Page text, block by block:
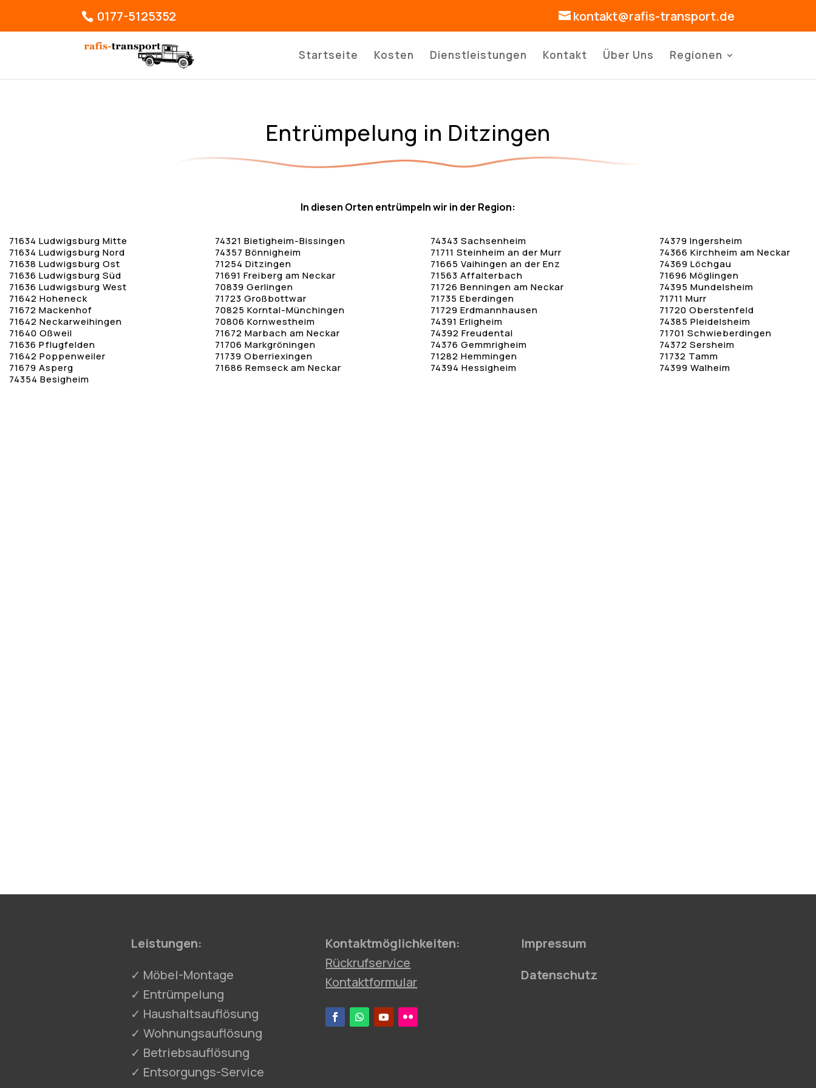
0177-5125352 kontakt@rafis-transport.de
Startseite Kosten Dienstleistungen Kontakt Über Uns Regionen
Entrümpelung in Ditzingen
In diesen Orten entrümpeln wir in der Region:
71634 Ludwigsburg Mitte
71634 Ludwigsburg Nord
71638 Ludwigsburg Ost
71636 Ludwigsburg Süd
71636 Ludwigsburg West
71642 Hoheneck
71672 Mackenhof
71642 Neckarweihingen
71640 Oßweil
71636 Pflugfelden
71642 Poppenweiler
71679 Asperg
74354 Besigheim
74321 Bietigheim-Bissingen
74357 Bönnigheim
71254 Ditzingen
71691 Freiberg am Neckar
70839 Gerlingen
71723 Großbottwar
70825 Korntal-Münchingen
70806 Kornwestheim
71672 Marbach am Neckar
71706 Markgröningen
71739 Oberriexingen
71686 Remseck am Neckar
74343 Sachsenheim
71711 Steinheim an der Murr
71665 Vaihingen an der Enz
71563 Affalterbach
71726 Benningen am Neckar
71735 Eberdingen
71729 Erdmannhausen
74391 Erligheim
74392 Freudental
74376 Gemmrigheim
71282 Hemmingen
74394 Hessigheim
74379 Ingersheim
74366 Kirchheim am Neckar
74369 Löchgau
71696 Möglingen
74395 Mundelsheim
71711 Murr
71720 Oberstenfeld
74385 Pleidelsheim
71701 Schwieberdingen
74372 Sersheim
71732 Tamm
74399 Walheim
Leistungen:
✓ Möbel-Montage
✓ Entrümpelung
✓ Haushaltsauflösung
✓ Wohnungsauflösung
✓ Betriebsauflösung
✓ Entsorgungs-Service
Kontaktmöglichkeiten:
Rückrufservice
Kontaktformular
Impressum
Datenschutz